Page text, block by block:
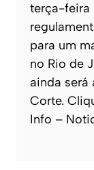
terça-feira
para um
no Rio de
ainda será
Corte.
Info –